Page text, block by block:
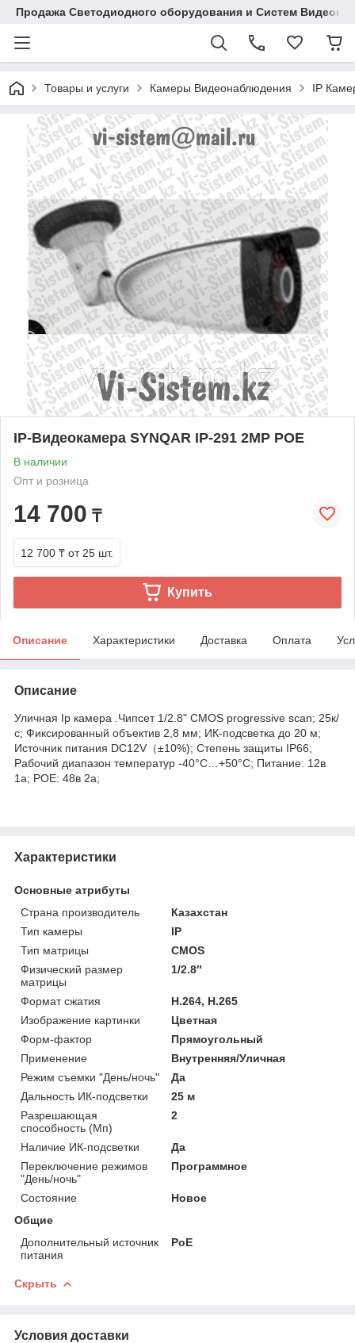
Продажа Светодиодного оборудования и Систем
Товары и услуги Камеры Видеонаблюдения IP
IP-Видеокамера SYNQAR IP-291 2MP POE
В наличии
Опт и розница
14 700 ₸
12 700 ₸ от 25 шт.
Купить
Описание Характеристики Доставка Оплата
Описание
Уличная Ip камера .Чипсет 1/2.8" CMOS progressive scan; 25к/
с; Фиксированный объектив 2,8 мм; ИК-подсветка до 20 м;
Источник питания DC12V（±10%); Степень защиты IP66;
Рабочий диапазон температур -40°C…+50°C; Питание: 12в
1а; POE: 48в 2а;
Характеристики
Основные атрибуты
Страна производитель
Казахстан
Тип камеры
IP
Тип матрицы
CMOS
Физический размер
матрицы
1/2.8″
Формат сжатия
H.264, H.265
Изображение картинки
Цветная
Форм-фактор
Прямоугольный
Применение
Внутренняя/Уличная
Режим съемки "День/ночь"
Да
Дальность ИК-подсветки
25 м
Разрешающая
способность (Мп)
2
Наличие ИК-подсветки
Да
Переключение режимов
"День/ночь"
Программное
Состояние
Новое
Общие
Дополнительный источник
питания
PoE
Скрыть
Условия доставки